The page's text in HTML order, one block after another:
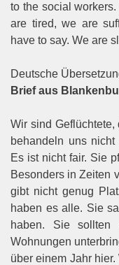
to the social
are tired, we are
have to say. We are
Deutsche
Brief aus
Wir sind
behandeln uns
Es ist nicht fair. Sie
Besonders in Zeiten
gibt nicht genug
haben es alle. Sie
haben. Sie
Wohnungen
über einem Jahr